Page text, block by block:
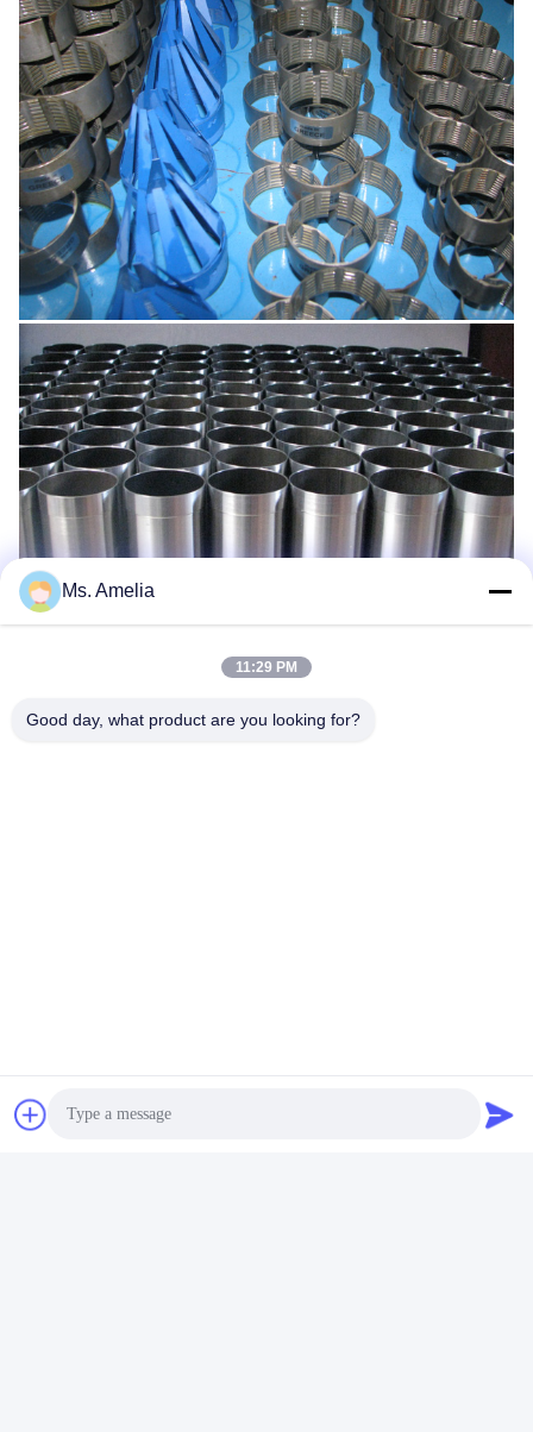
Tag:
Ms. Amelia
11:29 PM
Good day, what product are you looking for?